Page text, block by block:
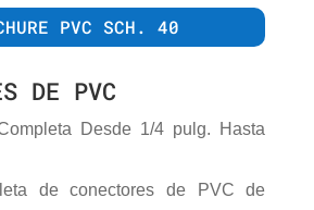
PVC SCH. 40
DE PVC
Desde 1/4 pulg. Hasta
de conectores de PVC de